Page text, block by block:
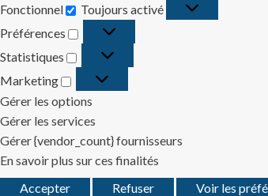
Fonctionnel
Fonctionnel
Toujours activé
Préférences
Préférences
Statistiques
Statistiques
Marketing
Marketing
Gérer les options
Gérer les services
Gérer {vendor_count} fournisseurs
En savoir plus sur ces finalités
Accepter
Refuser Voir les